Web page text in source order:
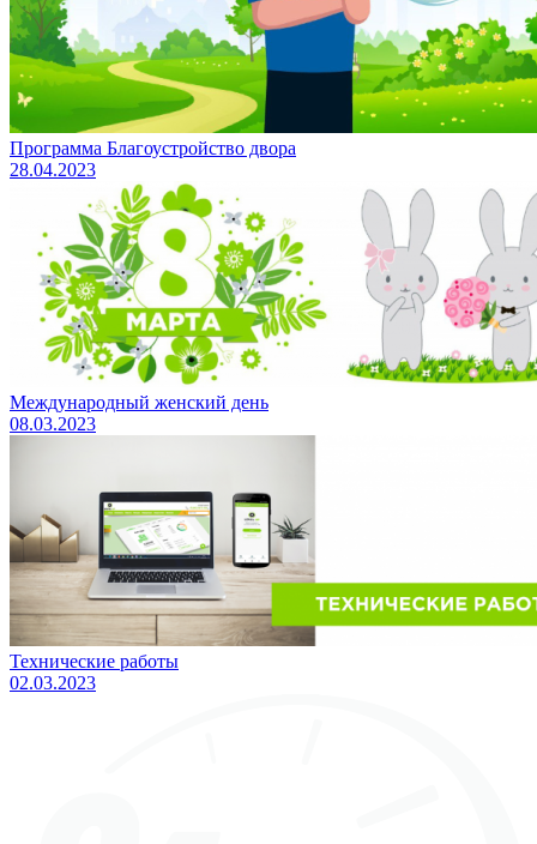
Программа Благоустройство двора
28.04.2023
Международный женский день
08.03.2023
Технические работы
02.03.2023